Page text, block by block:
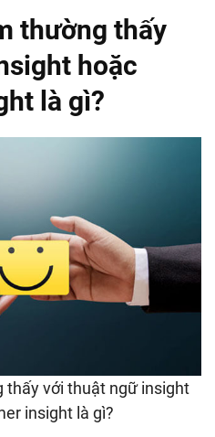
thường thấy
hoặc
là gì?
thấy với thuật ngữ insight
insight là gì?